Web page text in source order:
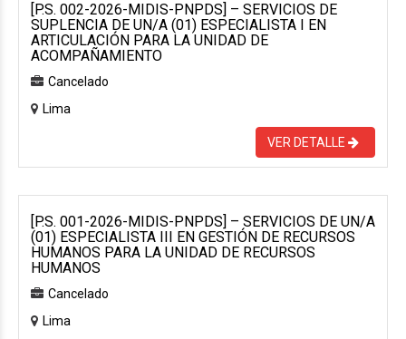
[P.S. 002-2026-MIDIS-PNPDS] – SERVICIOS DE
SUPLENCIA DE UN/A (01) ESPECIALISTA I EN
ARTICULACIÓN PARA LA UNIDAD DE
ACOMPAÑAMIENTO
Cancelado
Lima
VER DETALLE
[P.S. 001-2026-MIDIS-PNPDS] – SERVICIOS DE UN/A
(01) ESPECIALISTA III EN GESTIÓN DE RECURSOS
HUMANOS PARA LA UNIDAD DE RECURSOS
HUMANOS
Cancelado
Lima